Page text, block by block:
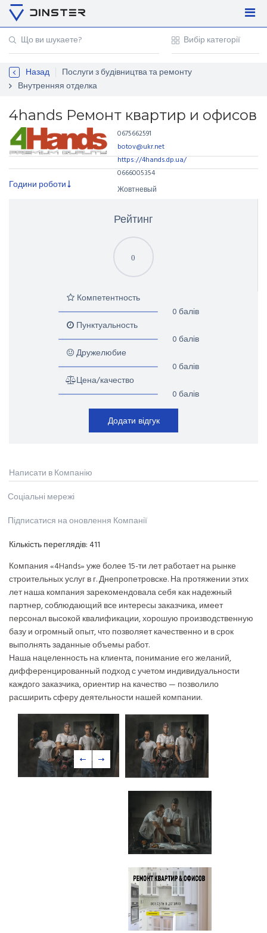
Регістрація
Контакти
Назад
Послуги з будівництва та ремонту
Внутренняя отделка
4hands Ремонт квартир и офисов
0675662591
botov@ukr.net
https://4hands.dp.ua/
0666005354
Жовтневый
Години роботи
Рейтинг
0
Компетентность
0 балів
Пунктуальность
0 балів
Дружелюбие
0 балів
Цена/качество
0 балів
Додати відгук
Написати в Компанію
Соціальні мережі
Підписатися на оновлення Компанії
Кількість переглядів:411
Компания «4Hands» уже более 15-ти лет работает на рынке
строительных услуг в г. Днепропетровске. На протяжении этих
лет наша компания зарекомендовала себя как надежный
партнер, соблюдающий все интересы заказчика, имеет
персонал высокой квалификации, хорошую производственную
базу и огромный опыт, что позволяет качественно и в срок
выполнять заданные объемы работ.
Наша нацеленность на клиента, понимание его желаний,
дифференцированный подход с учетом индивидуальности
каждого заказчика, ориентир на качество — позволило
расширить сферу деятельности нашей компании.